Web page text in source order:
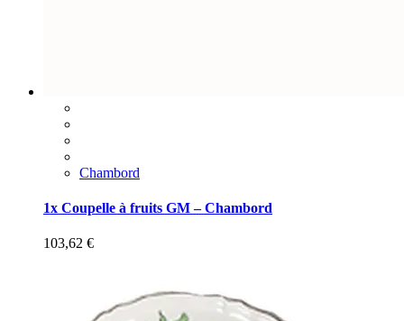
Chambord
1x Coupelle à fruits GM – Chambord
103,62 €